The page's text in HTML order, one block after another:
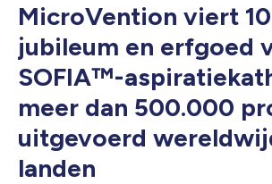
MicroVention viert
jubileum en erfgoed
SOFIA™-
meer dan 500.000
uitgevoerd
landen